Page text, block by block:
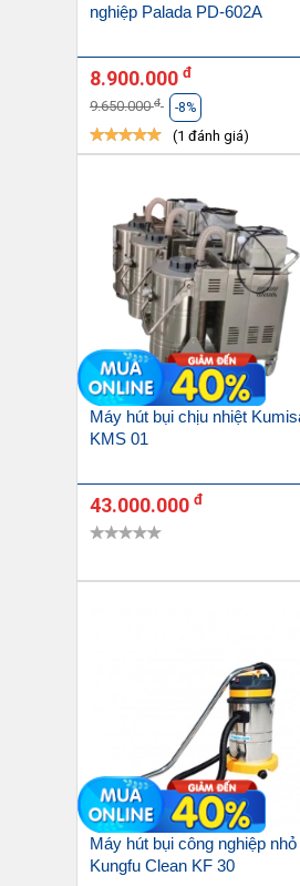
nghiệp Palada PD-602A
8.900.000 đ
9.650.000đ -8%
(1 đánh giá)
Máy hút bụi chịu nhiệt
KMS 01
43.000.000 đ
Máy hút bụi công nghiệp nhỏ
Kungfu Clean KF 30